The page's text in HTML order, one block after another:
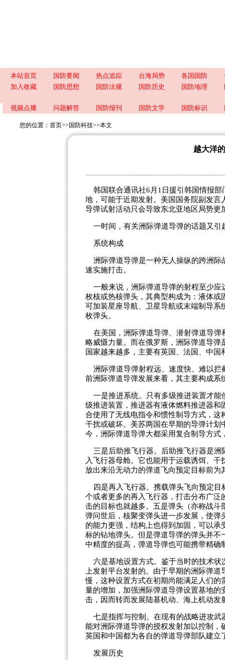
本站首页 国防要闻 热点追踪 台海局势 各国国防
加入收藏
国防思想 国防法规 国防历史 国防地理
视频点播 问题解答 国防报刊 国防文学 国防标识
您的位置： 首页>> 国防科技>>本文
越大洋
韩国联合通讯社6月1日援引韩国情报部
地，可能于近期发射。美国国务院副发言
导弹试射活动只会导致东北亚地区局势
一时间，有关洲际弹道导弹的话题又引
系统构成
洲际弹道导弹是一种无人操纵的跨洲际
速实施打击。
一般来说，洲际弹道导弹的射程至少应
枚核或热核弹头，其典型构成为：液体
可加装星座导航、卫星导航或末端制导
枚弹头。
在美国，洲际弹道导弹、潜射弹道导弹
略威慑力量。而在俄罗斯，洲际弹道导
国家越来越多，主要有英国、法国、中国
洲际弹道导弹射程远、速度快、难以拦
前洲际弹道导弹发展来看，其主要构成系
一是推进系统。只有多级推进装置才能
级推进装置，推进器有液体燃料推进器
合使用了无线电指令和惯性制导方式，
干扰或破坏。美苏两国在早期的导弹计
今，洲际弹道导弹大都采用复合制导方式
三是后助推飞行器。后助推飞行器是洲
入飞行器母舱。它也能用于运载诱饵、
放出来沿无动力的弹道飞向预定目标前为
四是再入飞行器。携载弹头飞向预定目
个或者更多的再入飞行器，打击分布广
击的目标也就越多。五是弹头（亦称战
弹问世后，核聚变弹头进一步发展，使
的能力更强，结构上也得到加固，可以
标的钻地弹头。但是弹道导弹的弹头并
中精度的提高，弹道导弹也可能携带精确
六是基地设置方式。鉴于当时的技术状
上发射平台发射的。由于早期的洲际弹
慢，这种设置方式在初期尚能满足人们
量的增加，加强洲际弹道导弹设置基地
击，因而转而发展陆基机动、海上机动发
七是指挥与控制。在现有的战略进攻武
能对洲际弹道导弹的授权发射加以控制
英国和中国都为各自的弹道导弹部队建
发展历史